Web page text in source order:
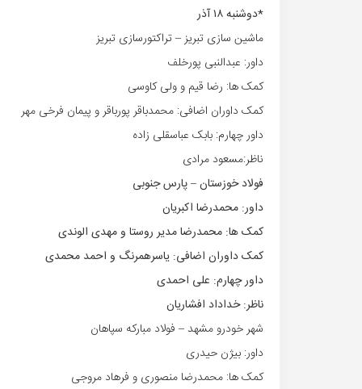
*دوشنبه ۱۸ آذر
ماشین سازی تبریز – تراکتورسازی تبریز
داور: عبدالنبی پورخلف
کمک ها: رضا قیم و ولی کاوسی
کمک داوران اضافی: محمدباقر پورباقر و پیمان فرخی مهر
داور چهارم: بابک عباسقلی زاده
ناظر:مسعود مرادی
فولاد خوزستان – پارس جنوبی
داور: محمدرضا اکبریان
کمک ها: محمدرضا مدیر روستا و مهدی الوندی
کمک داوران اضافی: یاسرهمرنگ و احمد محمدی
داور چهارم: علی احمدی
ناظر: خداداد افشاریان
شهر خودرو مشهد – فولاد مبارکه سپاهان
داور: بیژن حیدری
کمک ها: محمدرضا منصوری و فرهاد مروجی